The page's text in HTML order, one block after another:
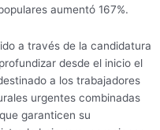
aumentó 167%.
a través de la candidatura
desde el inicio el
a los trabajadores
urgentes combinadas
garanticen su